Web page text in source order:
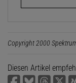
Copyright 2000
Diesen Artikel